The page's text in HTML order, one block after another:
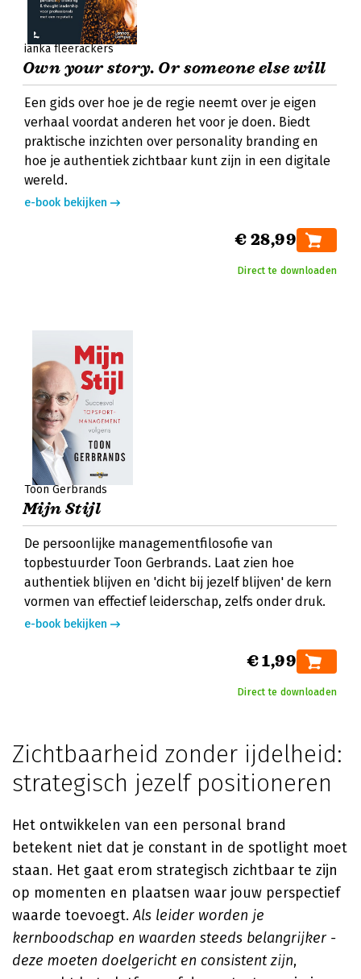
ianka fleerackers
Own your story. Or someone else will
Een gids over hoe je de regie neemt over je eigen
verhaal voordat anderen het voor je doen. Biedt
praktische inzichten over personality branding en
hoe je authentiek zichtbaar kunt zijn in een digitale
wereld.
e-book bekijken
€ 28,99
Direct te downloaden
Toon Gerbrands
Mijn Stijl
De persoonlijke managementfilosofie van
topbestuurder Toon Gerbrands. Laat zien hoe
authentiek blijven en 'dicht bij jezelf blijven' de kern
vormen van effectief leiderschap, zelfs onder druk.
e-book bekijken
€ 1,99
Direct te downloaden
Zichtbaarheid zonder ijdelheid:
strategisch jezelf positioneren
Het ontwikkelen van een personal brand
betekent niet dat je constant in de spotlight moet
staan. Het gaat erom strategisch zichtbaar te zijn
op momenten en plaatsen waar jouw perspectief
waarde toevoegt.Als leider worden je
kernboodschap en waarden steeds belangrijker -
deze moeten doelgericht en consistent zijn,